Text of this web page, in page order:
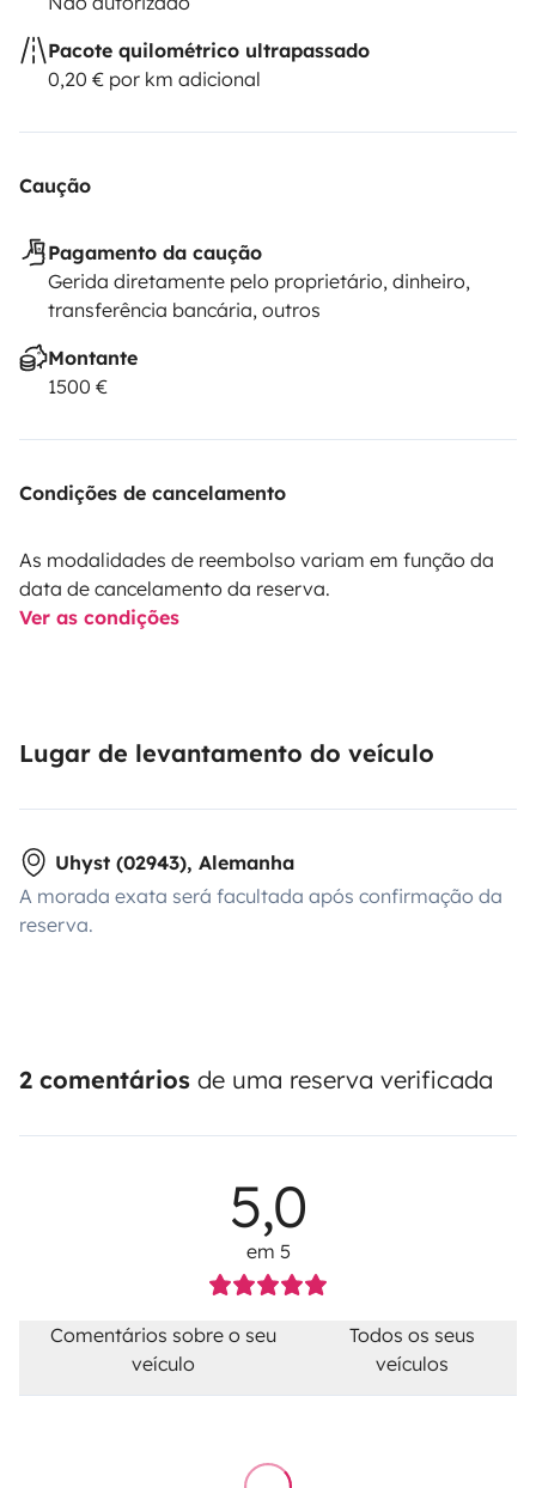
Pacote quilométrico ultrapassado
0,20 € por km adicional
Caução
Pagamento da caução
Gerida diretamente pelo proprietário, dinheiro,
transferência bancária, outros
Montante
1500 €
Condições de cancelamento
As modalidades de reembolso variam em função da
data de cancelamento da reserva.
Ver as condições
Lugar de levantamento do veículo
Uhyst (02943), Alemanha
A morada exata será facultada após confirmação da
reserva.
2 comentários de uma reserva verificada
5,0
em 5
Comentários sobre o seu
veículo
Todos os seus
veículos